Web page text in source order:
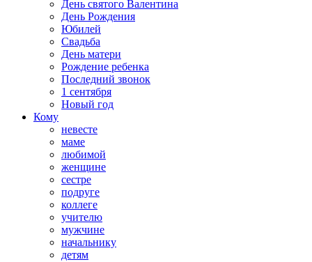
День святого Валентина
День Рождения
Юбилей
Свадьба
День матери
Рождение ребенка
Последний звонок
1 сентября
Новый год
Кому
невесте
маме
любимой
женщине
сестре
подруге
коллеге
учителю
мужчине
начальнику
детям